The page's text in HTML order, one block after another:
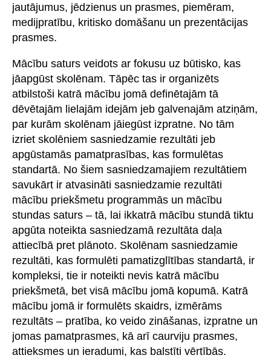
jautājumus, jēdzienus un prasmes, piemēram,
medijpratību, kritisko domāšanu un prezentācijas
prasmes.
Mācību saturs veidots ar fokusu uz būtisko, kas
jāapgūst skolēnam. Tāpēc tas ir organizēts
atbilstoši katrā mācību jomā definētajām tā
dēvētajām lielajām idejām jeb galvenajām atziņām,
par kurām skolēnam jāiegūst izpratne. No tām
izriet skolēniem sasniedzamie rezultāti jeb
apgūstamās pamatprasības, kas formulētas
standartā. No šiem sasniedzamajiem rezultātiem
savukārt ir atvasināti sasniedzamie rezultāti
mācību priekšmetu programmās un mācību
stundas saturs – tā, lai ikkatrā mācību stundā tiktu
apgūta noteikta sasniedzamā rezultāta daļa
attiecībā pret plānoto. Skolēnam sasniedzamie
rezultāti, kas formulēti pamatizglītības standartā, ir
kompleksi, tie ir noteikti nevis katrā mācību
priekšmetā, bet visā mācību jomā kopumā. Katrā
mācību jomā ir formulēts skaidrs, izmērāms
rezultāts – pratība, ko veido zināšanas, izpratne un
jomas pamatprasmes, kā arī caurviju prasmes,
attieksmes un ieradumi, kas balstīti vērtībās.